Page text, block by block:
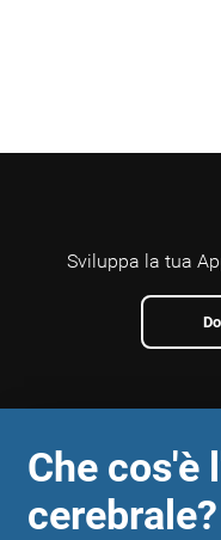
Sviluppa la tua
Che cos'è
cerebrale?